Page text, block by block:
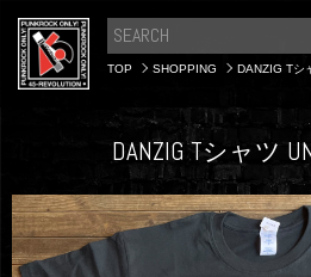
TOP SHOPPING DANZIG Tシ
DANZIG Tシャツ